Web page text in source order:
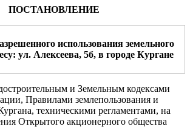
ПОСТАНОВЛЕНИЕ
использования земельного
: ул. Алексеева, 5б, в городе Кургане
и Земельным кодексами
Правилами землепользования и
техническими регламентами, на
Открытого акционерного общества